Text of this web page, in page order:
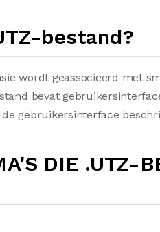
bestand?
wordt geassocieerd met
bevat
gebruikersinterface
DIE .UTZ-